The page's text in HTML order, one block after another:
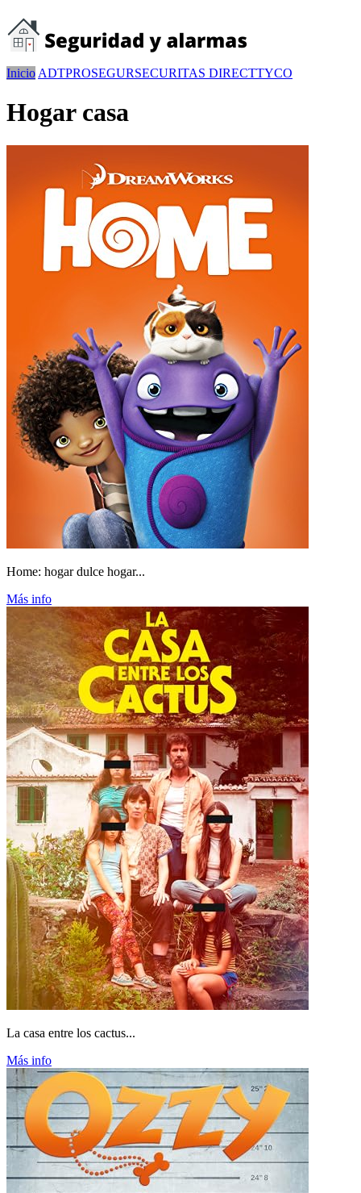
Inicio ADTPROSEGURSECURITAS DIRECTTYCO
Hogar casa
Home: hogar dulce hogar...
Más info
La casa entre los cactus...
Más info